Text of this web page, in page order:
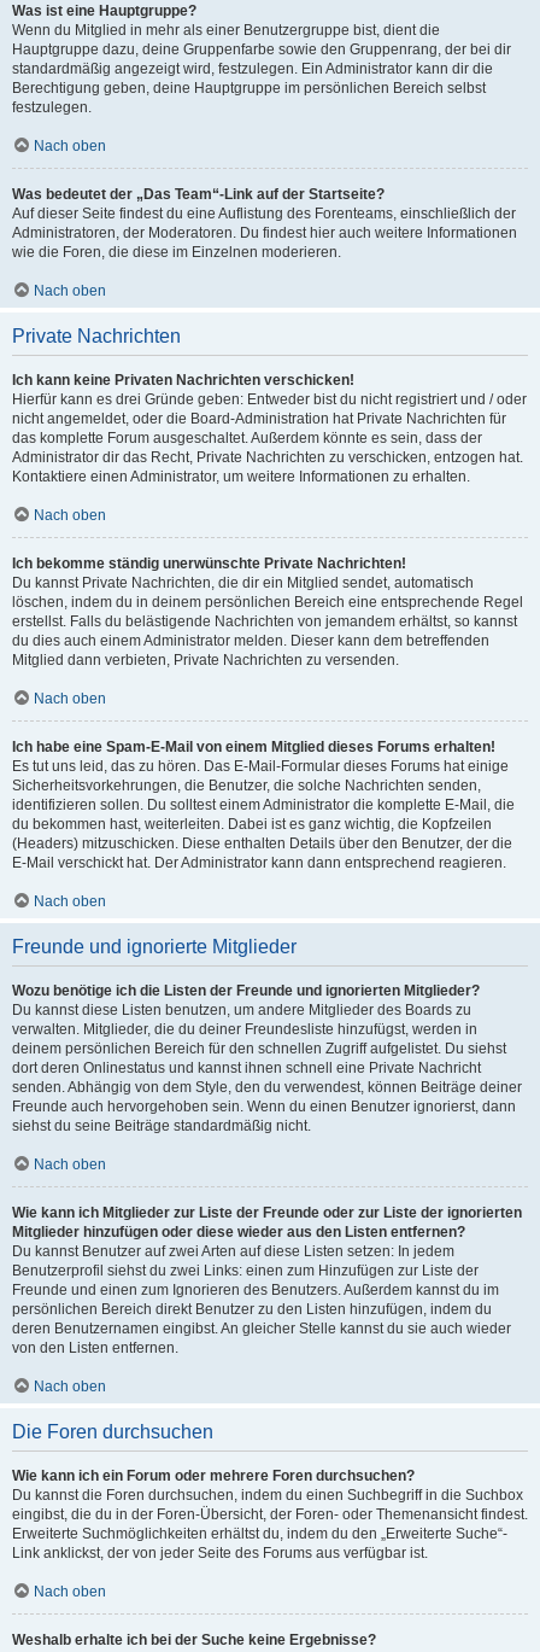
Was ist eine Hauptgruppe?
Wenn du Mitglied in mehr als einer Benutzergruppe bist, dient die
Hauptgruppe dazu, deine Gruppenfarbe sowie den Gruppenrang, der bei dir
standardmäßig angezeigt wird, festzulegen. Ein Administrator kann dir die
Berechtigung geben, deine Hauptgruppe im persönlichen Bereich selbst
festzulegen.
Nach oben
Was bedeutet der „Das Team“-Link auf der Startseite?
Auf dieser Seite findest du eine Auflistung des Forenteams, einschließlich der
Administratoren, der Moderatoren. Du findest hier auch weitere Informationen
wie die Foren, die diese im Einzelnen moderieren.
Nach oben
Private Nachrichten
Ich kann keine Privaten Nachrichten verschicken!
Hierfür kann es drei Gründe geben: Entweder bist du nicht registriert und / oder
nicht angemeldet, oder die Board-Administration hat Private Nachrichten für
das komplette Forum ausgeschaltet. Außerdem könnte es sein, dass der
Administrator dir das Recht, Private Nachrichten zu verschicken, entzogen hat.
Kontaktiere einen Administrator, um weitere Informationen zu erhalten.
Nach oben
Ich bekomme ständig unerwünschte Private Nachrichten!
Du kannst Private Nachrichten, die dir ein Mitglied sendet, automatisch
löschen, indem du in deinem persönlichen Bereich eine entsprechende Regel
erstellst. Falls du belästigende Nachrichten von jemandem erhältst, so kannst
du dies auch einem Administrator melden. Dieser kann dem betreffenden
Mitglied dann verbieten, Private Nachrichten zu versenden.
Nach oben
Ich habe eine Spam-E-Mail von einem Mitglied dieses Forums erhalten!
Es tut uns leid, das zu hören. Das E-Mail-Formular dieses Forums hat einige
Sicherheitsvorkehrungen, die Benutzer, die solche Nachrichten senden,
identifizieren sollen. Du solltest einem Administrator die komplette E-Mail, die
du bekommen hast, weiterleiten. Dabei ist es ganz wichtig, die Kopfzeilen
(Headers) mitzuschicken. Diese enthalten Details über den Benutzer, der die
E-Mail verschickt hat. Der Administrator kann dann entsprechend reagieren.
Nach oben
Freunde und ignorierte Mitglieder
Wozu benötige ich die Listen der Freunde und ignorierten Mitglieder?
Du kannst diese Listen benutzen, um andere Mitglieder des Boards zu
verwalten. Mitglieder, die du deiner Freundesliste hinzufügst, werden in
deinem persönlichen Bereich für den schnellen Zugriff aufgelistet. Du siehst
dort deren Onlinestatus und kannst ihnen schnell eine Private Nachricht
senden. Abhängig von dem Style, den du verwendest, können Beiträge deiner
Freunde auch hervorgehoben sein. Wenn du einen Benutzer ignorierst, dann
siehst du seine Beiträge standardmäßig nicht.
Nach oben
Wie kann ich Mitglieder zur Liste der Freunde oder zur Liste der ignorierten
Mitglieder hinzufügen oder diese wieder aus den Listen entfernen?
Du kannst Benutzer auf zwei Arten auf diese Listen setzen: In jedem
Benutzerprofil siehst du zwei Links: einen zum Hinzufügen zur Liste der
Freunde und einen zum Ignorieren des Benutzers. Außerdem kannst du im
persönlichen Bereich direkt Benutzer zu den Listen hinzufügen, indem du
deren Benutzernamen eingibst. An gleicher Stelle kannst du sie auch wieder
von den Listen entfernen.
Nach oben
Die Foren durchsuchen
Wie kann ich ein Forum oder mehrere Foren durchsuchen?
Du kannst die Foren durchsuchen, indem du einen Suchbegriff in die Suchbox
eingibst, die du in der Foren-Übersicht, der Foren- oder Themenansicht findest.
Erweiterte Suchmöglichkeiten erhältst du, indem du den „Erweiterte Suche“-
Link anklickst, der von jeder Seite des Forums aus verfügbar ist.
Nach oben
Weshalb erhalte ich bei der Suche keine Ergebnisse?